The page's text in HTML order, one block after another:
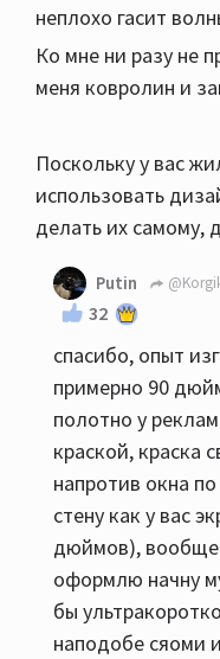
неплохо гасит
Ко мне ни разу не
меня ковролин и
Поскольку у вас
использовать
делать их самому,
Putin
32
спасибо, опыт
примерно 90
полотно у
краской, краска
напротив окна
стену как у вас
дюймов),
оформлю начну
бы
наподобе сяоми